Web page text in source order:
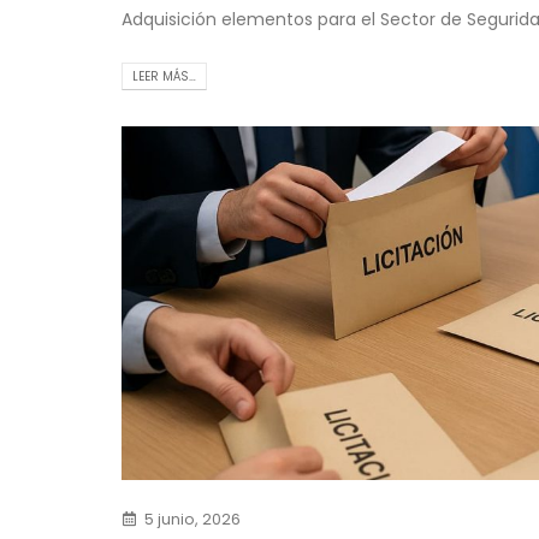
Adquisición elementos para el Sector de
LEER MÁS…
5 junio, 2026